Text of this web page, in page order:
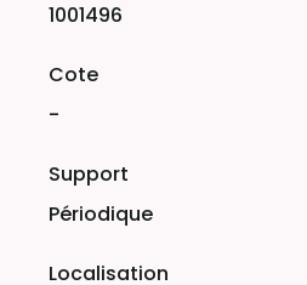
1001496
-
Périodique